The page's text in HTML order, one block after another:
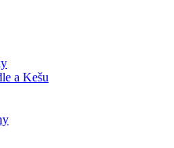
a Kešu